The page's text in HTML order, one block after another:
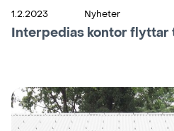
1.2.2023 Nyheter
Interpedias kontor flyttar